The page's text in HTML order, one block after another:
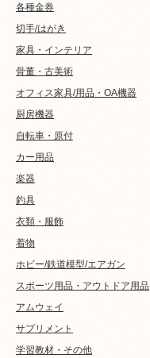
各種金券
切手/はがき
家具・インテリア
骨董・古美術
オフィス家具/用品・OA機器
厨房機器
自転車・原付
カー用品
楽器
釣具
衣類・服飾
着物
ホビー/鉄道模型/エアガン
スポーツ用品・アウトドア用品
アムウェイ
サプリメント
学習教材・その他